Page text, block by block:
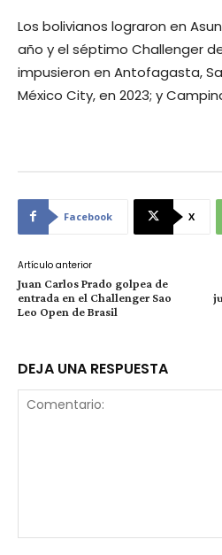
Los bolivianos lograron en
año y el séptimo Challenger
impusieron en Antofagasta,
México City, en 2023; y
Facebook X
Artículo anterior
Juan Carlos Prado golpea de
entrada en el Challenger Sao
Leo Open de Brasil
DEJA UNA RESPUESTA